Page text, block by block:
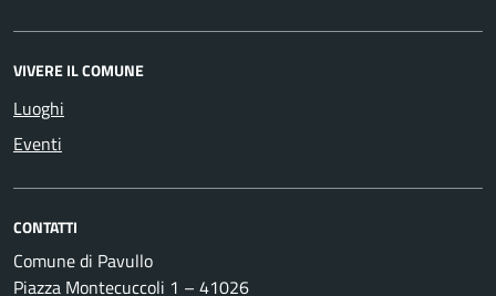
VIVERE IL COMUNE
Luoghi
Eventi
CONTATTI
Comune di Pavullo
Piazza Montecuccoli 1 – 41026